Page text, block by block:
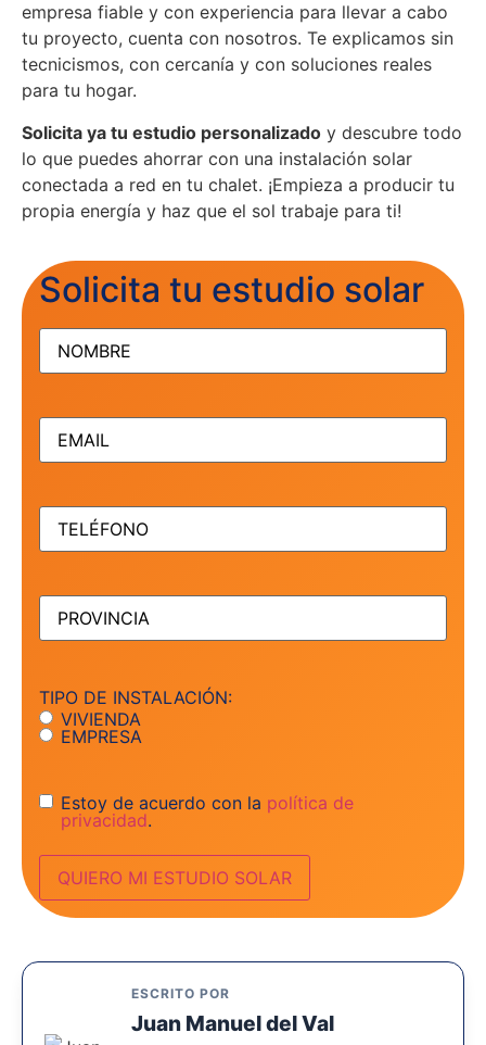
empresa fiable y con experiencia para llevar a cabo
tu proyecto, cuenta con nosotros. Te explicamos sin
tecnicismos, con cercanía y con soluciones reales
para tu hogar.
Solicita ya tu estudio personalizado y descubre todo
lo que puedes ahorrar con una instalación solar
conectada a red en tu chalet. ¡Empieza a producir tu
propia energía y haz que el sol trabaje para ti!
Solicita tu estudio solar
NOMBRE(Obligatorio)
EMAIL(Obligatorio)
TELÉFONO(Obligatorio)
PROVINCIA (Obligatorio)
TIPO DE INSTALACIÓN:
VIVIENDA
EMPRESA
Consentimiento
Estoy de acuerdo con la política de
privacidad.
ESCRITO POR
Juan Manuel del Val